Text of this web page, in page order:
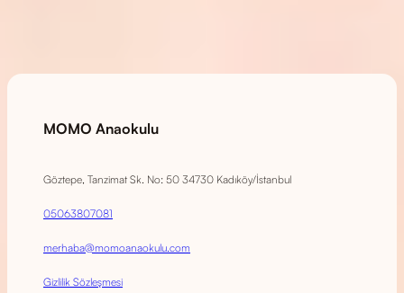
MOMO Anaokulu
Göztepe, Tanzimat Sk. No: 50 34730 Kadıköy/İstanbul
05063807081
merhaba@momoanaokulu.com
Gizlilik Sözleşmesi